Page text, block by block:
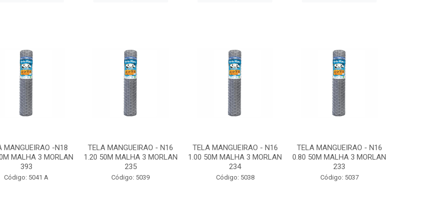
MANGUEIRAO -N18
MALHA 3 MORLAN
393
Código: 5041 A
TELA MANGUEIRAO - N16
1.20 50M MALHA 3 MORLAN
235
Código: 5039
TELA MANGUEIRAO - N16
1.00 50M MALHA 3 MORLAN
234
Código: 5038
TELA MANGUEIRAO - N16
0.80 50M MALHA 3 MORLAN
233
Código: 5037